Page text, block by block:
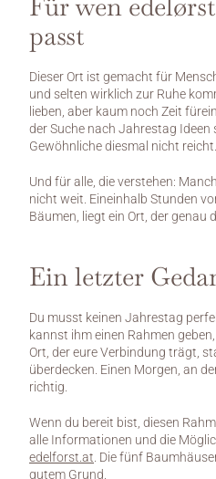
Für wen
passt
Dieser Ort ist gemacht für
und selten wirklich zur Ruhe
lieben, aber kaum noch Zeit
der Suche nach Jahrestag Ideen
Gewöhnliche diesmal nicht reicht.
Und für alle, die verstehen:
nicht weit. Eineinhalb Stunden
Bäumen, liegt ein Ort, der genau
Ein letzter
Du musst keinen Jahrestag
kannst ihm einen Rahmen
Ort, der eure Verbindung trägt,
überdecken. Einen Morgen, an
richtig.
Wenn du bereit bist, diesen
edelforst.at. Die fünf
gutem Grund.